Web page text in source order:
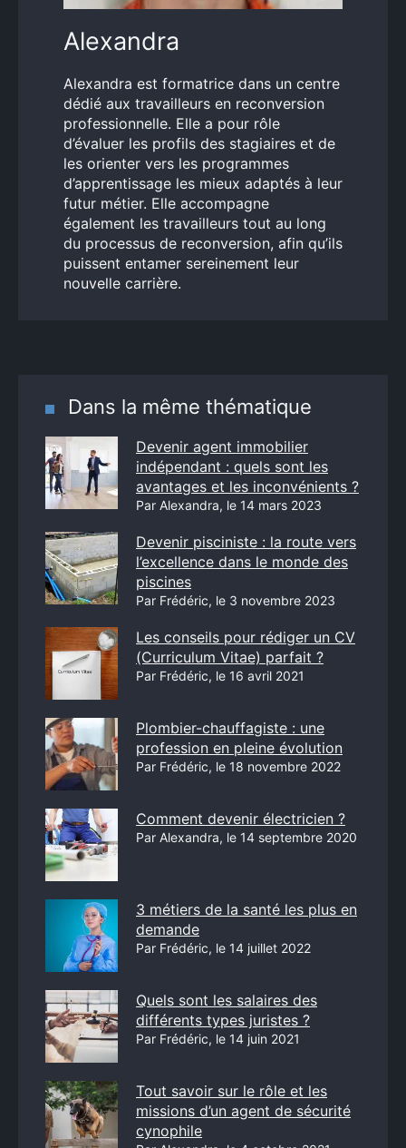
Alexandra
Alexandra est formatrice dans un centre
dédié aux travailleurs en reconversion
professionnelle. Elle a pour rôle
d’évaluer les profils des stagiaires et de
les orienter vers les programmes
d’apprentissage les mieux adaptés à leur
futur métier. Elle accompagne
également les travailleurs tout au long
du processus de reconversion, afin qu’ils
puissent entamer sereinement leur
nouvelle carrière.
Dans la même thématique
Devenir agent immobilier
indépendant : quels sont les
avantages et les inconvénients ?
Par Alexandra, le 14 mars 2023
Devenir pisciniste : la route vers
l’excellence dans le monde des
piscines
Par Frédéric, le 3 novembre 2023
Les conseils pour rédiger un CV
(Curriculum Vitae) parfait ?
Par Frédéric, le 16 avril 2021
Plombier-chauffagiste : une
profession en pleine évolution
Par Frédéric, le 18 novembre 2022
Comment devenir électricien ?
Par Alexandra, le 14 septembre 2020
3 métiers de la santé les plus en
demande
Par Frédéric, le 14 juillet 2022
Quels sont les salaires des
différents types juristes ?
Par Frédéric, le 14 juin 2021
Tout savoir sur le rôle et les
missions d’un agent de sécurité
cynophile